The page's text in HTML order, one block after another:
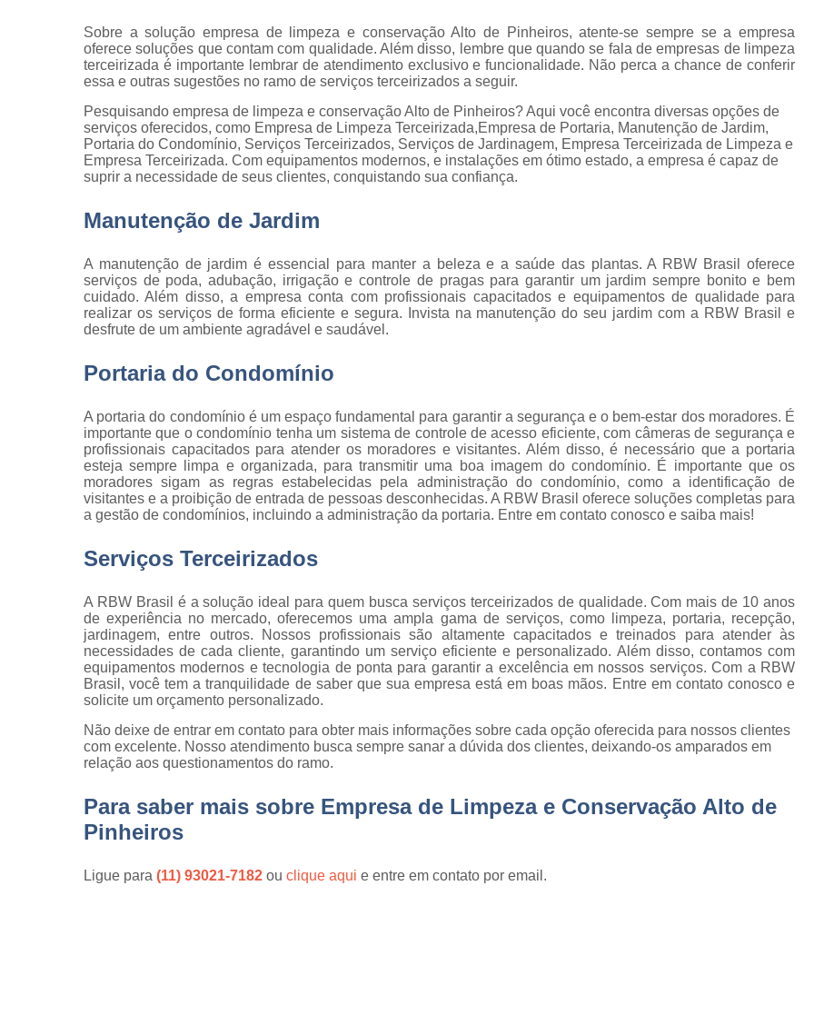
Empresas de
terceirização
Empresas de
limpezas
Empresas
terceirizadas
Inspeção de
recebimentos
Inspeções de
Manutenção de
jardins
Movimentação
de cargas
Portaria de
Serviço de
cargas e
descargas
Serviço de
Serviço de
copeiras
Serviço de
Serviço de
limpeza pós
Empresa
Empresa
Empresa
Empresa de
Empresa de
Empresa
Empresa
Empresa
Empresa Conservação
Empresa de
Empresa de
Empresa de
Empresa de
Empresa
Empresa
Empresa de Jardinagem
Empresa de
Empresa de
Empresa de
Sobre a solução empresa de limpeza e conservação Alto de Pinheiros, atente-se sempre se a empresa
oferece soluções que contam com qualidade. Além disso, lembre que quando se fala de empresas de limpeza
terceirizada é importante lembrar de atendimento exclusivo e funcionalidade. Não perca a chance de conferir
essa e outras sugestões no ramo de serviços terceirizados a seguir.
Pesquisando empresa de limpeza e conservação Alto de Pinheiros? Aqui você encontra diversas opções de
serviços oferecidos, como Empresa de Limpeza Terceirizada,Empresa de Portaria, Manutenção de Jardim,
Portaria do Condomínio, Serviços Terceirizados, Serviços de Jardinagem, Empresa Terceirizada de Limpeza e
Empresa Terceirizada. Com equipamentos modernos, e instalações em ótimo estado, a empresa é capaz de
suprir a necessidade de seus clientes, conquistando sua confiança.
Manutenção de Jardim
A manutenção de jardim é essencial para manter a beleza e a saúde das plantas. A RBW Brasil oferece
serviços de poda, adubação, irrigação e controle de pragas para garantir um jardim sempre bonito e bem
cuidado. Além disso, a empresa conta com profissionais capacitados e equipamentos de qualidade para
realizar os serviços de forma eficiente e segura. Invista na manutenção do seu jardim com a RBW Brasil e
desfrute de um ambiente agradável e saudável.
Portaria do Condomínio
A portaria do condomínio é um espaço fundamental para garantir a segurança e o bem-estar dos moradores. É
importante que o condomínio tenha um sistema de controle de acesso eficiente, com câmeras de segurança e
profissionais capacitados para atender os moradores e visitantes. Além disso, é necessário que a portaria
esteja sempre limpa e organizada, para transmitir uma boa imagem do condomínio. É importante que os
moradores sigam as regras estabelecidas pela administração do condomínio, como a identificação de
visitantes e a proibição de entrada de pessoas desconhecidas. A RBW Brasil oferece soluções completas para
a gestão de condomínios, incluindo a administração da portaria. Entre em contato conosco e saiba mais!
Serviços Terceirizados
A RBW Brasil é a solução ideal para quem busca serviços terceirizados de qualidade. Com mais de 10 anos
de experiência no mercado, oferecemos uma ampla gama de serviços, como limpeza, portaria, recepção,
jardinagem, entre outros. Nossos profissionais são altamente capacitados e treinados para atender às
necessidades de cada cliente, garantindo um serviço eficiente e personalizado. Além disso, contamos com
equipamentos modernos e tecnologia de ponta para garantir a excelência em nossos serviços. Com a RBW
Brasil, você tem a tranquilidade de saber que sua empresa está em boas mãos. Entre em contato conosco e
solicite um orçamento personalizado.
Não deixe de entrar em contato para obter mais informações sobre cada opção oferecida para nossos clientes
com excelente. Nosso atendimento busca sempre sanar a dúvida dos clientes, deixando-os amparados em
relação aos questionamentos do ramo.
Para saber mais sobre Empresa de Limpeza e Conservação Alto de
Pinheiros
Ligue para (11) 93021-7182 ou clique aqui e entre em contato por email.